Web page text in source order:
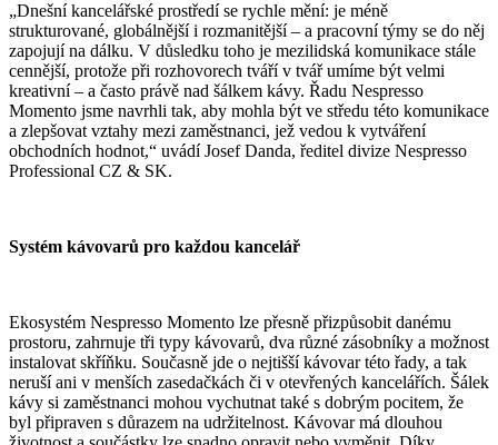
„Dnešní kancelářské prostředí se rychle mění: je méně
strukturované, globálnější i rozmanitější – a pracovní týmy se do něj
zapojují na dálku. V důsledku toho je mezilidská komunikace stále
cennější, protože při rozhovorech tváří v tvář umíme být velmi
kreativní – a často právě nad šálkem kávy. Řadu Nespresso
Momento jsme navrhli tak, aby mohla být ve středu této komunikace
a zlepšovat vztahy mezi zaměstnanci, jež vedou k vytváření
obchodních hodnot,“ uvádí Josef Danda, ředitel divize Nespresso
Professional CZ & SK.
Systém kávovarů pro každou kancelář
Ekosystém Nespresso Momento lze přesně přizpůsobit danému
prostoru, zahrnuje tři typy kávovarů, dva různé zásobníky a možnost
instalovat skříňku. Současně jde o nejtišší kávovar této řady, a tak
neruší ani v menších zasedačkách či v otevřených kancelářích. Šálek
kávy si zaměstnanci mohou vychutnat také s dobrým pocitem, že
byl připraven s důrazem na udržitelnost. Kávovar má dlouhou